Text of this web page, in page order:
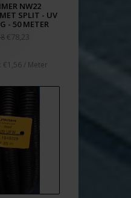
NW22
SPLIT - UV
- 50 METER
€78,23
€1,56 / Meter